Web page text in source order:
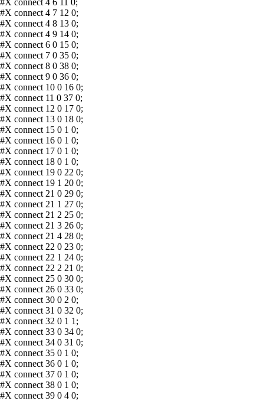
#X connect 4 6 11 0;
#X connect 4 7 12 0;
#X connect 4 8 13 0;
#X connect 4 9 14 0;
#X connect 6 0 15 0;
#X connect 7 0 35 0;
#X connect 8 0 38 0;
#X connect 9 0 36 0;
#X connect 10 0 16 0;
#X connect 11 0 37 0;
#X connect 12 0 17 0;
#X connect 13 0 18 0;
#X connect 15 0 1 0;
#X connect 16 0 1 0;
#X connect 17 0 1 0;
#X connect 18 0 1 0;
#X connect 19 0 22 0;
#X connect 19 1 20 0;
#X connect 21 0 29 0;
#X connect 21 1 27 0;
#X connect 21 2 25 0;
#X connect 21 3 26 0;
#X connect 21 4 28 0;
#X connect 22 0 23 0;
#X connect 22 1 24 0;
#X connect 22 2 21 0;
#X connect 25 0 30 0;
#X connect 26 0 33 0;
#X connect 30 0 2 0;
#X connect 31 0 32 0;
#X connect 32 0 1 1;
#X connect 33 0 34 0;
#X connect 34 0 31 0;
#X connect 35 0 1 0;
#X connect 36 0 1 0;
#X connect 37 0 1 0;
#X connect 38 0 1 0;
#X connect 39 0 4 0;